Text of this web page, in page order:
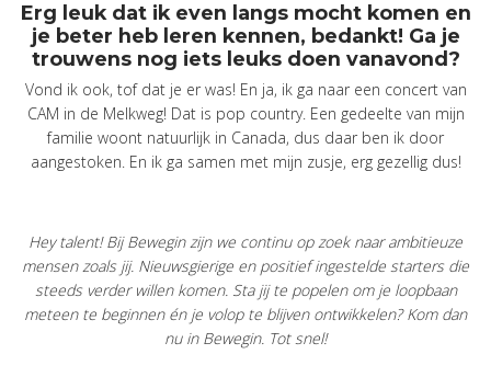
Erg leuk dat ik even langs mocht komen en
je beter heb leren kennen, bedankt! Ga je
trouwens nog iets leuks doen vanavond?
Vond ik ook, tof dat je er was! En ja, ik ga naar een concert van
CAM in de Melkweg! Dat is pop country. Een gedeelte van mijn
familie woont natuurlijk in Canada, dus daar ben ik door
aangestoken. En ik ga samen met mijn zusje, erg gezellig dus!
Hey talent! Bij Bewegin zijn we continu op zoek naar ambitieuze
mensen zoals jij. Nieuwsgierige en positief ingestelde starters die
steeds verder willen komen. Sta jij te popelen om je loopbaan
meteen te beginnen én je volop te blijven ontwikkelen? Kom dan
nu in Bewegin. Tot snel!